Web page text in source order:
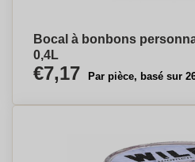
Bocal à bonbons
0,4L
€7,17 Par pièce, basé sur